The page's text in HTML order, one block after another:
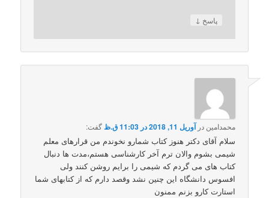
پاسخ ↓
محمدامین درآوریل 11, 2018 در 11:03 ق.ظ گفت:
سلام آقای دکتر هنوز کتاب شمارو نخوندم من قرارهای معلم
شیمی بشوم والان ترم آخر کارشناسی هستم،مدت ها دنبال
کتاب های می گردم که شیمی را برایم روشن کنند ولی
افسوس دانشگاه این چنین نشد وقصد دارم که از کتابهای شما
استارت کارو بزنم ممنون